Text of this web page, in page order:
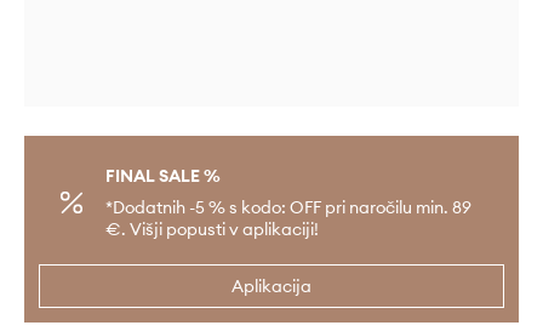
FINAL SALE %
*Dodatnih -5 % s kodo: OFF pri naročilu min. 89
€. Višji popusti v aplikaciji!
Aplikacija